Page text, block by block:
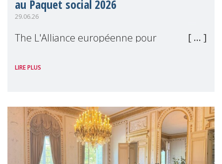
au Paquet social 2026
29.06.26
The L'Alliance européenne pour
anglais), dont MMM est membre, a salué le
européenne comme une avancée
significative pour les droits de
LIRE PLUS